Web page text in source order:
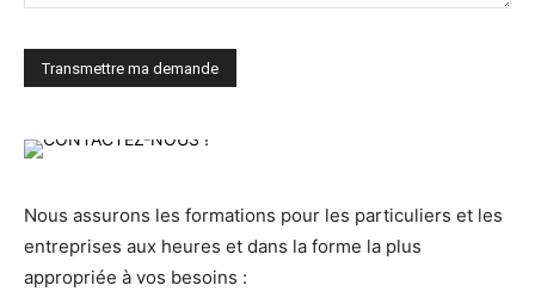
Nous assurons les formations pour les particuliers et les
entreprises aux heures et dans la forme la plus
appropriée à vos besoins :